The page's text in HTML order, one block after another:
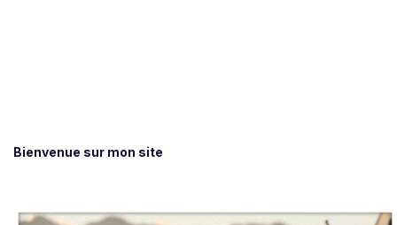
Bienvenue sur mon site